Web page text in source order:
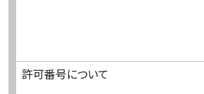
許可番号について